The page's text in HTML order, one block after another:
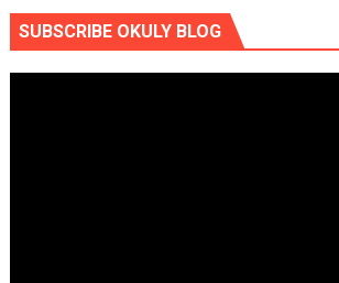
SUBSCRIBE OKULY BLOG